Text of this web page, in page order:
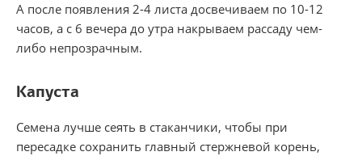
А после появления 2-4 листа досвечиваем по 10-12
часов, а с 6 вечера до утра накрываем рассаду чем-
либо непрозрачным.
Капуста
Семена лучше сеять в стаканчики, чтобы при
пересадке сохранить главный стержневой корень,